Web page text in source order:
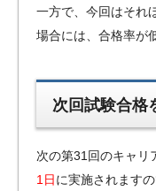
一方で、今回はそれ
場合には、合格率が
次回試験合格
次の第31回のキャリ
1日に実施されます